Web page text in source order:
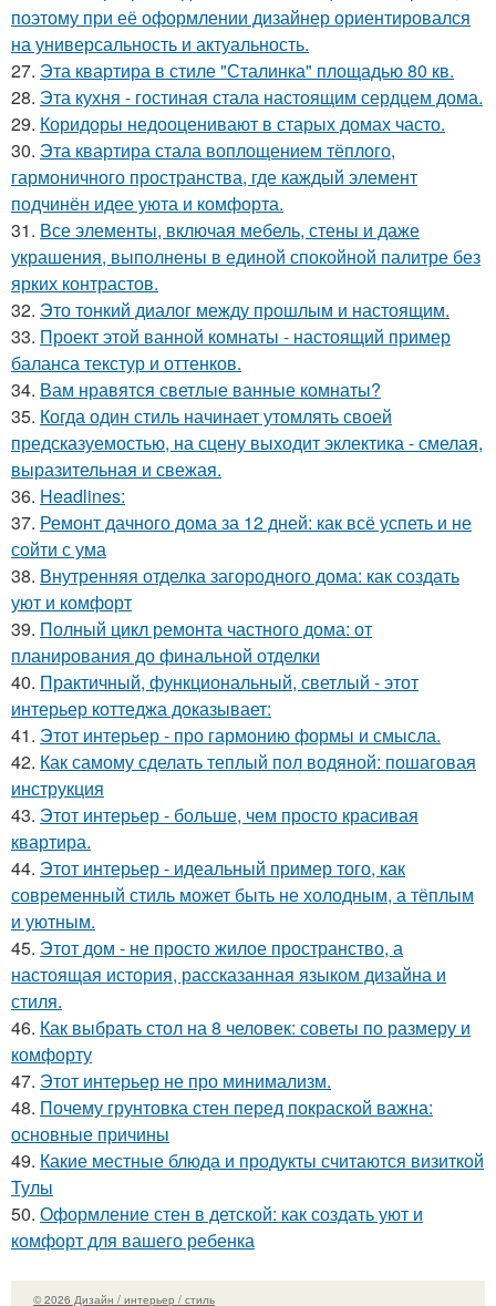
поэтому при её оформлении дизайнер ориентировался
на универсальность и актуальность.
27. Эта квартира в стиле "Сталинка" площадью 80 кв.
28. Эта кухня - гостиная стала настоящим сердцем дома.
29. Коридоры недооценивают в старых домах часто.
30. Эта квартира стала воплощением тёплого,
гармоничного пространства, где каждый элемент
подчинён идее уюта и комфорта.
31. Все элементы, включая мебель, стены и даже
украшения, выполнены в единой спокойной палитре без
ярких контрастов.
32. Это тонкий диалог между прошлым и настоящим.
33. Проект этой ванной комнаты - настоящий пример
баланса текстур и оттенков.
34. Вам нравятся светлые ванные комнаты?
35. Когда один стиль начинает утомлять своей
предсказуемостью, на сцену выходит эклектика - смелая,
выразительная и свежая.
36. Headlines:
37. Ремонт дачного дома за 12 дней: как всё успеть и не
сойти с ума
38. Внутренняя отделка загородного дома: как создать
уют и комфорт
39. Полный цикл ремонта частного дома: от
планирования до финальной отделки
40. Практичный, функциональный, светлый - этот
интерьер коттеджа доказывает:
41. Этот интерьер - про гармонию формы и смысла.
42. Как самому сделать теплый пол водяной: пошаговая
инструкция
43. Этот интерьер - больше, чем просто красивая
квартира.
44. Этот интерьер - идеальный пример того, как
современный стиль может быть не холодным, а тёплым
и уютным.
45. Этот дом - не просто жилое пространство, а
настоящая история, рассказанная языком дизайна и
стиля.
46. Как выбрать стол на 8 человек: советы по размеру и
комфорту
47. Этот интерьер не про минимализм.
48. Почему грунтовка стен перед покраской важна:
основные причины
49. Какие местные блюда и продукты считаются визиткой
Тулы
50. Оформление стен в детской: как создать уют и
комфорт для вашего ребенка
© 2026 Дизайн / интерьер / стиль